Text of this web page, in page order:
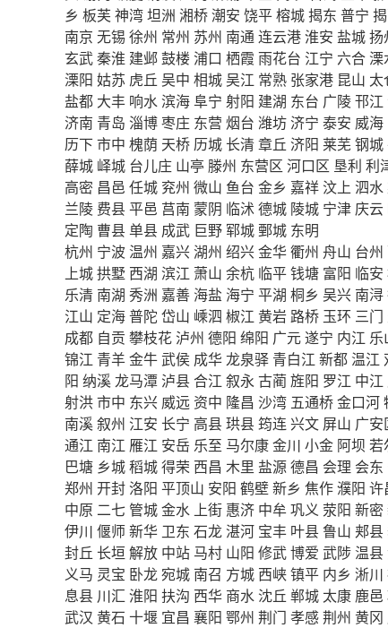
乡 板芙 神湾坦洲 湘桥潮安 饶平榕城揭东 普宁
南京 无锡 徐州 常州 苏州 南通连云港淮安 盐城扬
玄武秦淮 建邺鼓楼 浦口 栖霞 雨花台 江宁 六合 溧
溧阳 姑苏 虎丘 吴中 相城吴江 常熟 张家港 昆山 太
盐都 大丰 响水滨海阜宁 射阳 建湖 东台 广陵邗江
济南 青岛 淄博枣庄 东营 烟台 潍坊济宁 泰安 威海
历下市中 槐荫 天桥 历城 长清章丘 济阳 莱芜钢城
薛城 峄城 台儿庄 山亭 滕州 东营区 河口区 垦利 利
高密 昌邑 任城 兖州 微山 鱼台 金乡 嘉祥 汶上 泗水
兰陵 费县平邑 莒南 蒙阴 临沭德城 陵城 宁津 庆云
定陶 曹县单县 成武 巨野 郓城 鄄城 东明
杭州 宁波 温州 嘉兴湖州 绍兴金华衢州 舟山 台州
上城拱墅 西湖 滨江 萧山 余杭 临平钱塘 富阳 临安
乐清 南湖 秀洲 嘉善 海盐 海宁 平湖 桐乡 吴兴 南浔
江山 定海普陀 岱山 嵊泗 椒江 黄岩 路桥 玉环 三门
成都 自贡 攀枝花 泸州 德阳 绵阳 广元遂宁 内江 乐
锦江 青羊金牛武侯 成华龙泉驿 青白江 新都 温江
阳 纳溪龙马潭 泸县合江 叙永古蔺旌阳 罗江 中江
射洪市中 东兴 威远 资中 隆昌 沙湾 五通桥金口河
南溪叙州 江安 长宁 高县珙县筠连兴文 屏山 广安
通江 南江 雁江 安岳 乐至 马尔康金川 小金 阿坝 若
巴塘 乡城稻城得荣 西昌 木里 盐源德昌 会理 会东
郑州 开封洛阳 平顶山 安阳 鹤壁新乡 焦作濮阳 许
中原 二七 管城金水 上街 惠济 中牟巩义 荥阳 新密
伊川 偃师新华 卫东 石龙湛河 宝丰 叶县鲁山 郏县
封丘 长垣解放 中站 马村 山阳 修武博爱 武陟 温县
义马 灵宝 卧龙宛城 南召 方城 西峡镇平 内乡 淅川
息县 川汇 淮阳 扶沟 西华 商水 沈丘 郸城 太康 鹿邑
武汉 黄石 十堰 宜昌 襄阳 鄂州 荆门 孝感荆州 黄冈